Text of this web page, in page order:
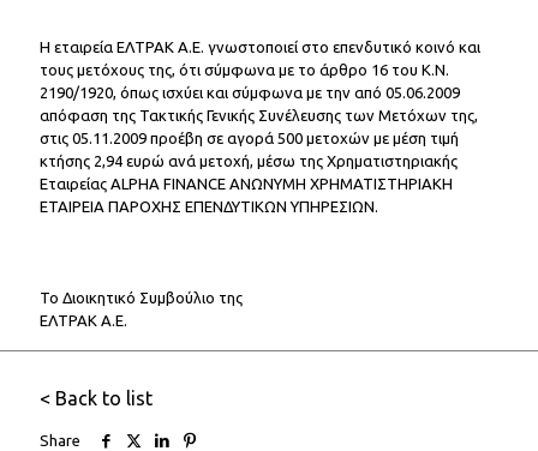
Η εταιρεία ΕΛΤΡΑΚ Α.Ε. γνωστοποιεί στο επενδυτικό κοινό και
τους μετόχους της, ότι σύμφωνα με το άρθρο 16 του Κ.Ν.
2190/1920, όπως ισχύει και σύμφωνα με την από 05.06.2009
απόφαση της Τακτικής Γενικής Συνέλευσης των Μετόχων της,
στις 05.11.2009 προέβη σε αγορά 500 μετοχών με μέση τιμή
κτήσης 2,94 ευρώ ανά μετοχή, μέσω της Χρηματιστηριακής
Εταιρείας ALPHA FINANCE ΑΝΩΝΥΜΗ ΧΡΗΜΑΤΙΣΤΗΡΙΑΚΗ
ΕΤΑΙΡΕΙΑ ΠΑΡΟΧΗΣ ΕΠΕΝΔΥΤΙΚΩΝ ΥΠΗΡΕΣΙΩΝ.
Το Διοικητικό Συμβούλιο της
ΕΛΤΡΑΚ Α.Ε.
< Back to list
Share